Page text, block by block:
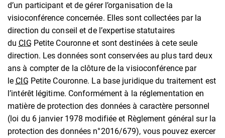
d’un participant et de gérer l’organisation de la
visioconférence concernée. Elles sont collectées par la
direction du conseil et de l’expertise statutaires
du CIG Petite Couronne et sont destinées à cete seule
direction. Les données sont conservées au plus tard deux
ans à compter de la clôture de la visioconférence par
le CIG Petite Couronne. La base juridique du traitement est
l’intérêt légitime. Conformément à la réglementation en
matière de protection des données à caractère personnel
(loi du 6 janvier 1978 modifiée et Règlement général sur la
protection des données n°2016/679), vous pouvez exercer